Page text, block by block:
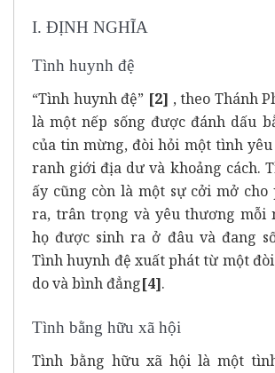
I. ĐỊNH NGHĨA
Tình huynh đệ
“Tình huynh đệ” [2] , theo Thánh
là một nếp sống được đánh dấu
của tin mừng, đòi hỏi một tình
ranh giới địa dư và khoảng cách.
ấy cũng còn là một sự cởi mở cho
ra, trân trọng và yêu thương mỗi
họ được sinh ra ở đâu và đang
Tình huynh đệ xuất phát từ một
do và bình đẳng[4].
Tình bằng hữu xã hội
Tình bằng hữu xã hội là một